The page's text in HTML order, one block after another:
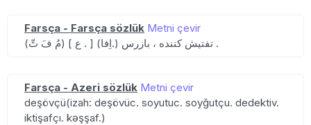
Farsça - Farsça sözlük Metni çevir
(مُ فَ تِّ) [ ع . ] (اِفا.) تفتیش کننده ، بازرس .
Farsça - Azeri sözlük Metni çevir
deşövçü(izah: deşövüc. soyutuc. soyğutçu. dedektiv.
iktişafçı. kəşşaf.)